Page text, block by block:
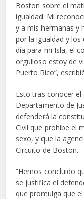
Boston sobre el
igualdad. Mi
y a mis hermanas y
por la igualdad y los
día para mi Isla, el
orgulloso estoy de
Puerto Rico”,
Esto tras conocer
Departamento de
defenderá la
Civil que prohíbe el
sexo, y que la
Circuito de Boston.
“Hemos concluido
se justifica el
que promulga que